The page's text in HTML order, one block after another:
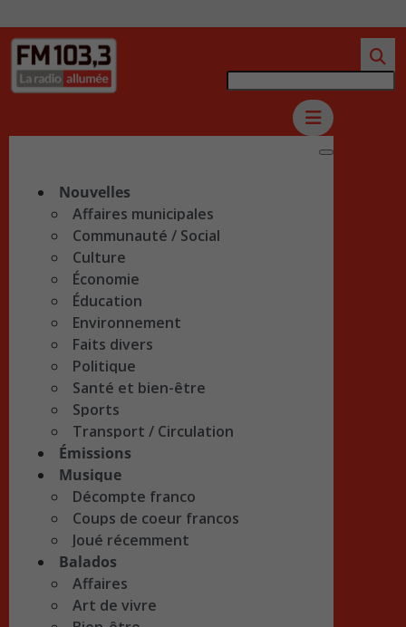
Nouvelles
Affaires municipales
Communauté / Social
Culture
Économie
Éducation
Environnement
Faits divers
Politique
Santé et bien-être
Sports
Transport / Circulation
Émissions
Musique
Décompte franco
Coups de coeur francos
Joué récemment
Balados
Affaires
Art de vivre